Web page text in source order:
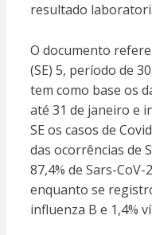
resultado
O documento
(SE) 5, período de
tem como base os
até 31 de janeiro e
SE os casos de
das ocorrências de
87,4% de Sars-
enquanto se
influenza B e 1,4%